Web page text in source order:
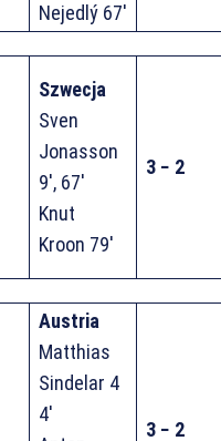
Nejedlý 67′
Szwecja
Sven
Jonasson
9′, 67′
Knut
Kroon 79′
3 − 2
Austria
Matthias
Sindelar 4
4′
3 − 2